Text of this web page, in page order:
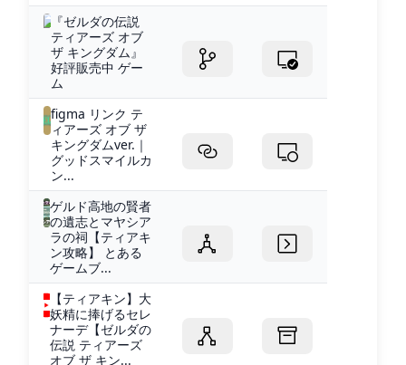
『ゼルダの伝説
ティアーズ オブ
ザ キングダム』
好評販売中 ゲー
ム
figma リンク テ
ィアーズ オブ ザ
キングダムver.｜
グッドスマイルカ
ン...
ゲルド高地の賢者
の遺志とマヤシア
ラの祠【ティアキ
ン攻略】 とある
ゲームブ...
【ティアキン】大
妖精に捧げるセレ
ナーデ【ゼルダの
伝説 ティアーズ
オブ ザ キン...